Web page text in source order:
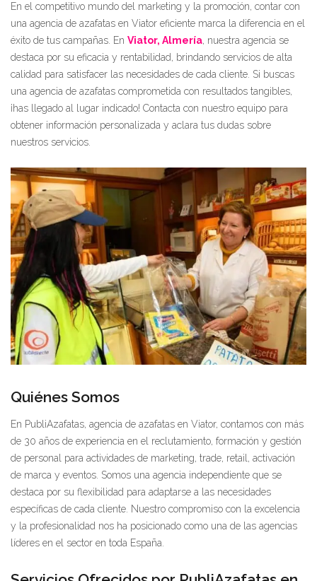
En el competitivo mundo del marketing y la promoción, contar con
una agencia de azafatas en Viator eficiente marca la diferencia en el
éxito de tus campañas. En Viator, Almería , nuestra agencia se
destaca por su eficacia y rentabilidad, brindando servicios de alta
calidad para satisfacer las necesidades de cada cliente. Si buscas
una agencia de azafatas comprometida con resultados tangibles,
¡has llegado al lugar indicado! Contacta con nuestro equipo para
obtener información personalizada y aclara tus dudas sobre
nuestros servicios.
Quiénes Somos
En PubliAzafatas, agencia de azafatas en Viator, contamos con más
de 30 años de experiencia en el reclutamiento, formación y gestión
de personal para actividades de marketing, trade, retail, activación
de marca y eventos. Somos una agencia independiente que se
destaca por su flexibilidad para adaptarse a las necesidades
específicas de cada cliente. Nuestro compromiso con la excelencia
y la profesionalidad nos ha posicionado como una de las agencias
líderes en el sector en toda España.